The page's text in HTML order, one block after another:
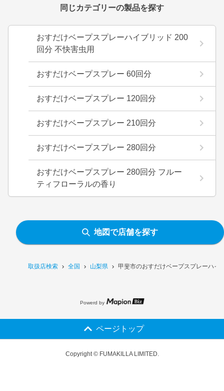
取扱店検索 全国 山梨県 甲斐市のおすだけベープスプレーハイ
同じカテゴリーの製品を探す
おすだけベープスプレーハイブリッド 200
回分 不快害虫用
おすだけベープスプレー 60回分
おすだけベープスプレー 120回分
おすだけベープスプレー 210回分
おすだけベープスプレー 280回分
おすだけベープスプレー 280回分 フルー
ティフローラルの香り
地図で店舗を探す
Powerd by
ページトップ
Copyright © FUMAKILLA LIMITED.